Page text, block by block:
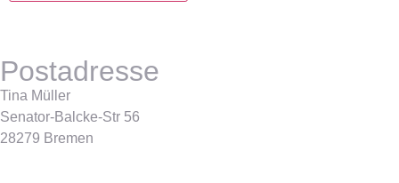
Postadresse
Tina Müller
Senator-Balcke-Str 56
28279 Bremen